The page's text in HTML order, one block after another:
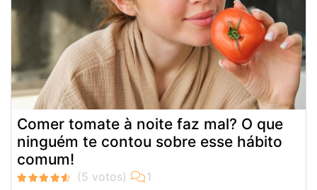
Comer tomate à noite faz mal? O que
ninguém te contou sobre esse hábito
comum!